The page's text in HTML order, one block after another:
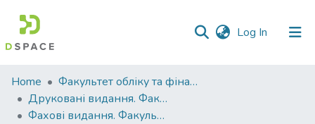
Log In (current)
Communities
&
Collections
Home
Факультет обліку та фінансів
Друковані видання. Факультет обліку та фінансів
Фахові видання. Факультет обліку та фінансів